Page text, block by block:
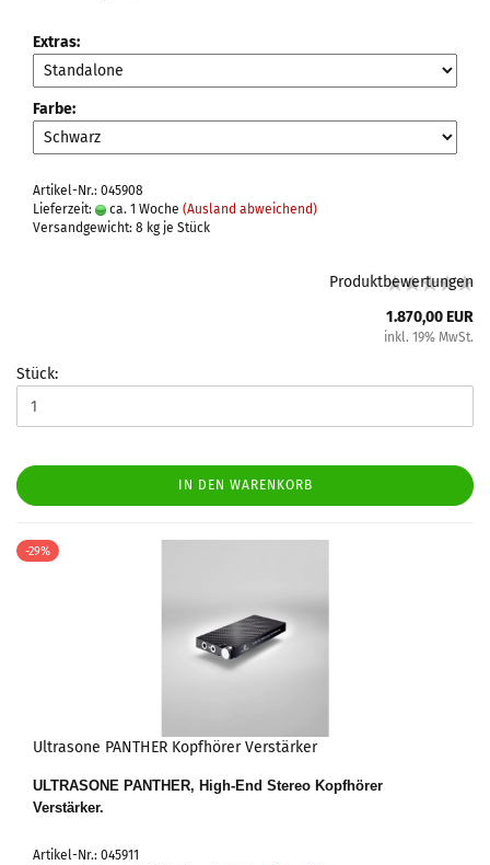
Extras:
Farbe:
Artikel-Nr.: 045908
Lieferzeit:
ca. 1 Woche (Ausland abweichend)
Versandgewicht: 8 kg je Stück
Produktbewertungen
1.870,00 EUR
inkl. 19% MwSt.
Stück:
IN DEN WARENKORB
-29%
Ultrasone PANTHER Kopfhörer Verstärker
ULTRASONE PANTHER, High-End Stereo Kopfhörer
Verstärker.
Artikel-Nr.: 045911